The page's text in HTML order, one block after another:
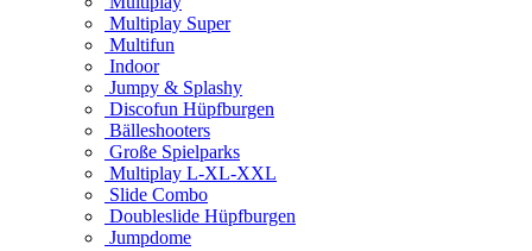
Multiplay Super
Multifun
Indoor
Jumpy & Splashy
Discofun Hüpfburgen
Bälleshooters
Große Spielparks
Multiplay L-XL-XXL
Slide Combo
Doubleslide Hüpfburgen
Jumpdome